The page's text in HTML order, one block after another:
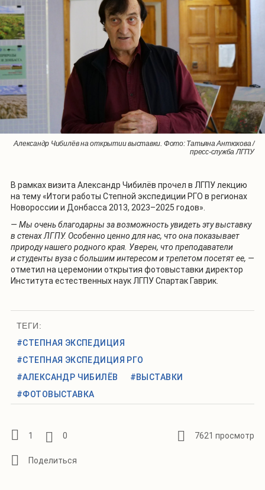
Александр Чибилёв на открытии выставки. Фото: Татьяна Антюхова /
пресс-служба ЛГПУ
На лекции Александра Чибилёва. Фото: Татьяна Антюхова / пресс-
служба ЛГПУ
На лекции Александра Чибилёва. Фото: Татьяна Антюхова / пресс-
служба ЛГПУ
В рамках визита Александр Чибилёв прочел в ЛГПУ лекцию
на тему «Итоги работы Степной экспедиции РГО в регионах
Новороссии и Донбасса 2013, 2023–2025 годов».
— Мы очень благодарны за возможность увидеть эту выставку
в стенах ЛГПУ. Особенно ценно для нас, что она показывает
природу нашего родного края. Уверен, что преподаватели
и студенты вуза с большим интересом и трепетом посетят ее, —
отметил на церемонии открытия фотовыставки директор
Института естественных наук ЛГПУ Спартак Гаврик.
ТЕГИ:
#СТЕПНАЯ ЭКСПЕДИЦИЯ
#СТЕПНАЯ ЭКСПЕДИЦИЯ РГО
#АЛЕКСАНДР ЧИБИЛЁВ
#ВЫСТАВКИ
#ФОТОВЫСТАВКА
1 0 7621 просмотр